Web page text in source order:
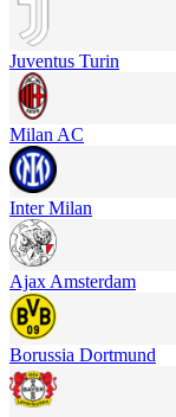
Juventus Turin
Milan AC
Inter Milan
Ajax Amsterdam
Borussia Dortmund